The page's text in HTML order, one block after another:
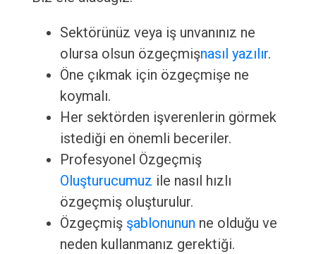
Sektörünüz veya iş unvanınız ne
olursa olsun özgeçmişnasıl yazılır.
Öne çıkmak için özgeçmişe ne
koymalı.
Her sektörden işverenlerin görmek
istediği en önemli beceriler.
Profesyonel Özgeçmiş
Oluşturucumuz ile nasıl hızlı
özgeçmiş oluşturulur.
Özgeçmiş şablonunun ne olduğu ve
neden kullanmanız gerektiği.